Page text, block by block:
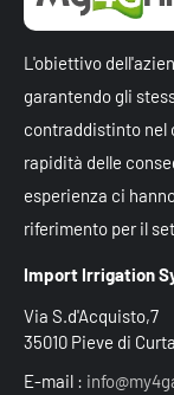
L'obiettivo
garantendo gli
contraddistinto nel
rapidità delle
esperienza ci
riferimento per il
Import Irrigation
Via S.d'Acquisto,7
35010 Pieve di
E-mail :